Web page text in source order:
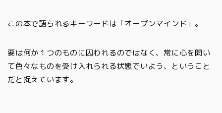
この本で語られるキーワードは「オープンマインド」。
要は何か１つのものに囚われるのではなく、常に心を開い
て色々なものを受け入れられる状態でいよう、ということ
だと捉えています。